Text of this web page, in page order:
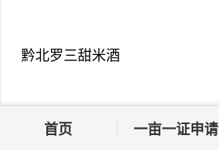
首页 一亩一证申请
黔北罗三甜米酒
凤冈禅茶瑜伽旅行社